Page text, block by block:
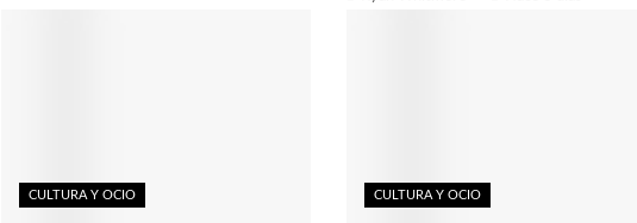
CULTURA Y OCIO CULTURA Y OCIO